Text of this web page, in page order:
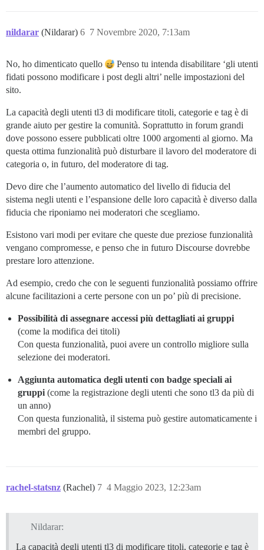
nildarar (Nildarar) 7 Novembre 2020, 7:13am
6
No, ho dimenticato quello
Penso tu intenda disabilitare ‘gli utenti
fidati possono modificare i post degli altri’ nelle impostazioni del
sito.
La capacità degli utenti tl3 di modificare titoli, categorie e tag è di
grande aiuto per gestire la comunità. Soprattutto in forum grandi
dove possono essere pubblicati oltre 1000 argomenti al giorno. Ma
questa ottima funzionalità può disturbare il lavoro del moderatore di
categoria o, in futuro, del moderatore di tag.
Devo dire che l’aumento automatico del livello di fiducia del
sistema negli utenti e l’espansione delle loro capacità è diverso dalla
fiducia che riponiamo nei moderatori che scegliamo.
Esistono vari modi per evitare che queste due preziose funzionalità
vengano compromesse, e penso che in futuro Discourse dovrebbe
prestare loro attenzione.
Ad esempio, credo che con le seguenti funzionalità possiamo offrire
alcune facilitazioni a certe persone con un po’ più di precisione.
Possibilità di assegnare accessi più dettagliati ai gruppi
(come la modifica dei titoli)
Con questa funzionalità, puoi avere un controllo migliore sulla
selezione dei moderatori.
Aggiunta automatica degli utenti con badge speciali ai
gruppi (come la registrazione degli utenti che sono tl3 da più di
un anno)
Con questa funzionalità, il sistema può gestire automaticamente i
membri del gruppo.
rachel-statsnz (Rachel) 4 Maggio 2023, 12:23am
7
Nildarar:
La capacità degli utenti tl3 di modificare titoli, categorie e tag è